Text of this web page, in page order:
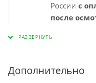
России с
после
самовывоза
Дополнительно